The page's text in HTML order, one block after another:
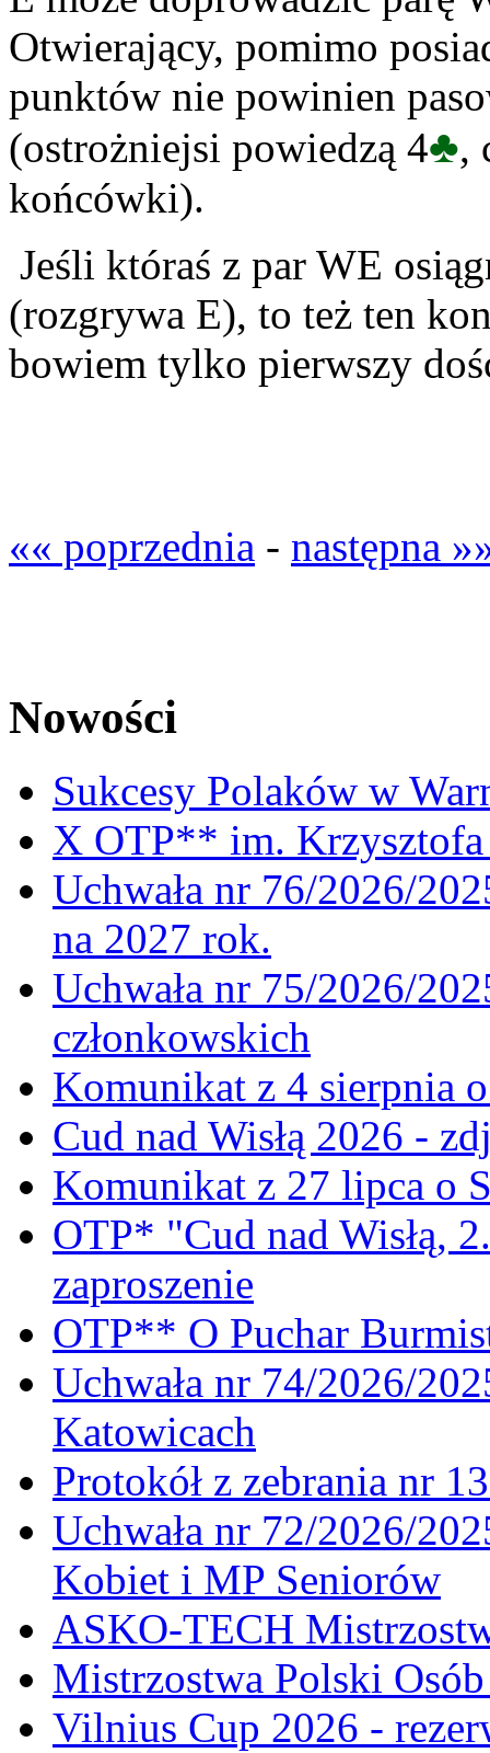
Otwierający, pomimo
punktów nie powinien
(ostrożniejsi powiedzą 4♣,
końcówki).
Jeśli któraś z par WE
(rozgrywa E), to też ten
bowiem tylko pierwszy
«« poprzednia - następna
Nowości
Sukcesy Polaków w
X OTP** im. Krzysztofa
Uchwała nr 76/2026/
na 2027 rok.
Uchwała nr 75/2026/
członkowskich
Komunikat z 4 sierpnia
Cud nad Wisłą 2026 -
Komunikat z 27 lipca o
OTP* "Cud nad Wisłą,
zaproszenie
OTP** O Puchar
Uchwała nr 74/2026/
Katowicach
Protokół z zebrania nr
Uchwała nr 72/2026/
Kobiet i MP Seniorów
ASKO-TECH
Mistrzostwa Polski
Vilnius Cup 2026 -